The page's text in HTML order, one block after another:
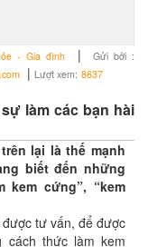
- Gia đình|Gửi bởi :
| Lượt xem: 8637
làm các bạn hài
lại là thế mạnh
biết đến những
kem cứng”, “kem
tư vấn, để được
thức làm kem